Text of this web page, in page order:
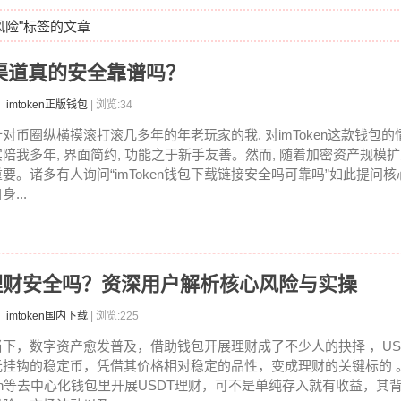
"标签的文章
真的安全靠谱吗？
imtoken正版钱包 | 浏览:34
对币圈纵横摸滚打滚几多年的年老玩家的我, 对imToken这款钱包的
陪我多年, 界面简约, 功能之于新手友善。然而, 随着加密资产规模
。诸多有人询问“imToken钱包下载链接安全吗可靠吗”如此提问
...
安全吗？资深用户解析核心风险与实操
imtoken国内下载 | 浏览:225
下，数字资产愈发普及，借助钱包开展理财成了不少人的抉择 ，
挂钩的稳定币，凭借其价格相对稳定的品性，变成理财的关键标的
等去中心化钱包里开展USDT理财，可不是单纯存入就有收益，其